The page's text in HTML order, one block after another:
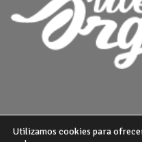
Utilizamos cookies para